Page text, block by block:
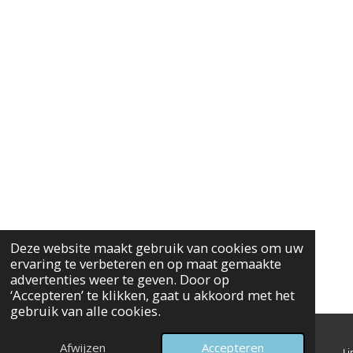
Deze website maakt gebruik van cookies om uw
ervaring te verbeteren en op maat gemaakte
advertenties weer te geven. Door op
‘Accepteren’ te klikken, gaat u akkoord met het
gebruik van alle cookies.
Afwijzen Accepteren